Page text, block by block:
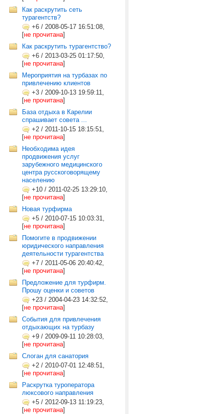
Как раскрутить сеть
турагентств?
+6 / 2008-05-17 16:51:08,
[не прочитана]
Как раскрутить турагентство?
+6 / 2013-03-25 01:17:50,
[не прочитана]
Мероприятия на турбазах по
привлечению клиентов
+3 / 2009-10-13 19:59:11,
[не прочитана]
База отдыха в Карелии
спрашивает совета ...
+2 / 2011-10-15 18:15:51,
[не прочитана]
Необходима идея
продвижения услуг
зарубежного медицинского
центра русскоговорящему
населению
+10 / 2011-02-25 13:29:10,
[не прочитана]
Новая турфирма
+5 / 2010-07-15 10:03:31,
[не прочитана]
Помогите в продвижении
юридического направления
деятельности турагентства
+7 / 2011-05-06 20:40:42,
[не прочитана]
Предложение для турфирм.
Прошу оценки и советов
+23 / 2004-04-23 14:32:52,
[не прочитана]
События для привлечения
отдыхающих на турбазу
+9 / 2009-09-11 10:28:03,
[не прочитана]
Слоган для санатория
+2 / 2010-07-01 12:48:51,
[не прочитана]
Раскрутка туроператора
люксового направления
+5 / 2012-09-13 11:19:23,
[не прочитана]